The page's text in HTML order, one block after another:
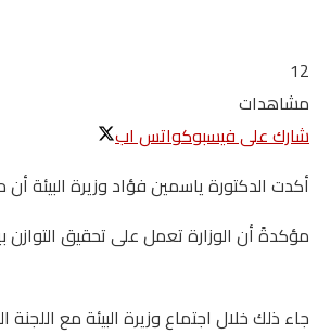
12
مشاهدات
شارك على فيسبوكواتس اب
أكدت الدكتورة ياسمين فؤاد وزيرة البيئة أن
مؤكدةً أن الوزارة تعمل على تحقيق التوازن
جاء ذلك خلال اجتماع وزيرة البيئة مع